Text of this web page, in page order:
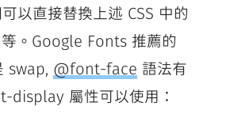
以直接替換上述 CSS 中的
。Google Fonts 推薦的
swap, @font-face 語法有
display 屬性可以使用：